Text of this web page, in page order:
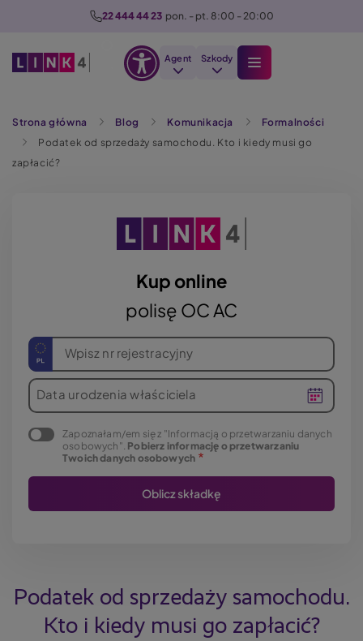
22 444 44 23 pon. - pt. 8:00 - 20:00
Agent Szkody
Strona główna Blog Komunikacja
Formalności
Podatek od sprzedaży samochodu. Kto i kiedy musi go
zapłacić?
Kup online
polisę OC AC
Wpisz nr rejestracyjny
Data urodzenia właściciela
Zapoznałam/em się z "Informacją o przetwarzaniu danych
osobowych". Pobierz informację o przetwarzaniu
Twoich danych osobowych
Podatek od sprzedaży samochodu.
Kto i kiedy musi go zapłacić?